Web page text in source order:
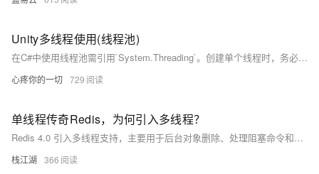
Unity多线程使用(线程池)
在C#中使用线程池需引用`System.Threading`。创建单个线程时，务必在Unity程序停止前关闭线程（如使用`Thread.Abort()`），否则可能导致崩溃。示例代码展示了如何创建和管理线程，确保在线程中执行任务并在主线程中处理结果。完整代码包括线程池队列、主线程检查及线程安全的操作队列管理，确保多线程操作的稳定性和安全性。
心疼你的一切 729
单线程传奇Redis，为何引入多线程？
Redis 4.0 引入多线程支持，主要用于后台对象删除、处理阻塞命令和网络 I/O 等操作，以提高并发性和性能。尽管如此，Redis 仍保留单线程执行模型处理客户端请求，确保高效性和简单性。多线程仅用于优化后台任务，如异步删除过期对象和分担读写操作，从而提升整体性能。
栈江湖 366